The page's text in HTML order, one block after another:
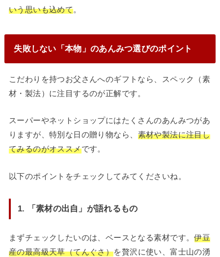
いう思いも込めて
失敗しない「本物」のあんみつ選びのポイント
こだわりを持つお父さんへのギフトなら、スペック（素
材・製法）に注目するのが正解です。
スーパーやネットショップにはたくさんのあんみつがあ
りますが、特別な日の贈り物なら、 素材や製法に注目し
てみるのがオススメです。
以下のポイントをチェックしてみてくださいね。
1. 「素材の出自」が語れるもの
まずチェックしたいのは、ベースとなる素材です。伊豆
産の最高級天草（てんぐさ）を贅沢に使い、富士山の湧